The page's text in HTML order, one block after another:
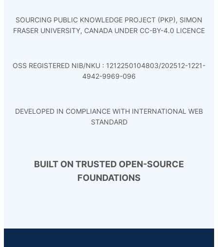
SOURCING PUBLIC KNOWLEDGE PROJECT (PKP), SIMON
FRASER UNIVERSITY, CANADA UNDER CC-BY-4.0 LICENCE
OSS REGISTERED NIB/NKU : 1212250104803/202512-1221-
4942-9969-096
DEVELOPED IN COMPLIANCE WITH INTERNATIONAL WEB
STANDARD
BUILT ON TRUSTED OPEN-SOURCE
FOUNDATIONS